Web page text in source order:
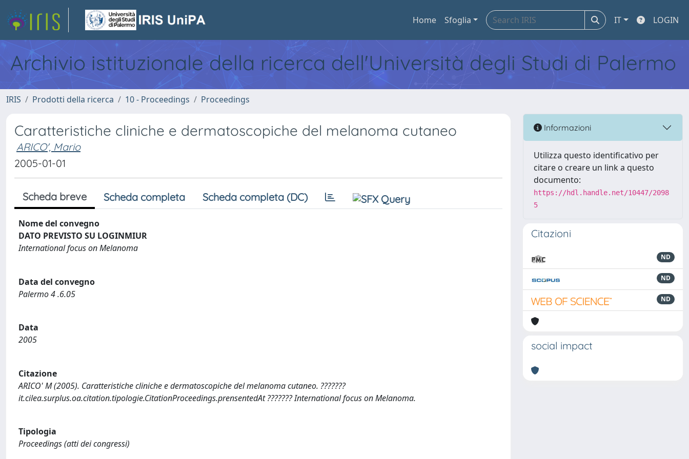
Home Sfoglia IT LOGIN
Archivio istituzionale della ricerca dell'Università degli Studi di Palermo
IRIS Prodotti della ricerca 10 - Proceedings Proceedings
Caratteristiche cliniche e dermatoscopiche del melanoma cutaneo
ARICO', Mario
2005-01-01
Scheda breve Scheda completa Scheda completa (DC)
Nome del convegno
DATO PREVISTO SU LOGINMIUR
International focus on Melanoma
Data del convegno
Palermo 4 .6.05
Data
2005
Citazione
ARICO' M (2005). Caratteristiche cliniche e dermatoscopiche del melanoma cutaneo. ???????
it.cilea.surplus.oa.citation.tipologie.CitationProceedings.prensentedAt ??????? International focus on Melanoma.
Tipologia
Proceedings (atti dei congressi)
Informazioni
Utilizza questo identificativo per
citare o creare un link a questo
documento:
https://hdl.handle.net/10447/2098
5
Citazioni
ND
ND
ND
social impact